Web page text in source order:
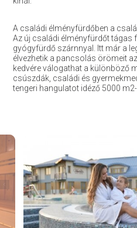
A családi élményfürdőben a
Az új családi élményfürdőt tágas
gyógyfürdő szárnnyal. Itt már a
élvezhetik a pancsolás örömeit
kedvére válogathat a különböző
csúszdák, családi és
tengeri hangulatot idéző 5000